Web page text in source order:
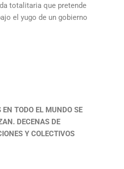
totalitaria que pretende
el yugo de un gobierno
TODO EL MUNDO SE
DECENAS DE
Y COLECTIVOS